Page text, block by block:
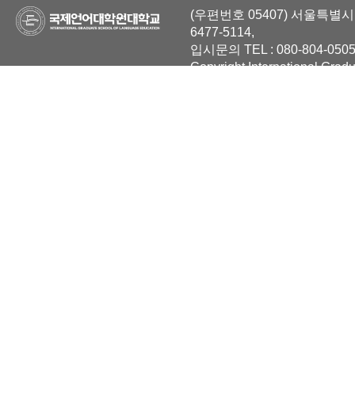
(우편번호 05407) 서울특별
6477-5114,
입시문의 TEL : 080-804-
Copyright International